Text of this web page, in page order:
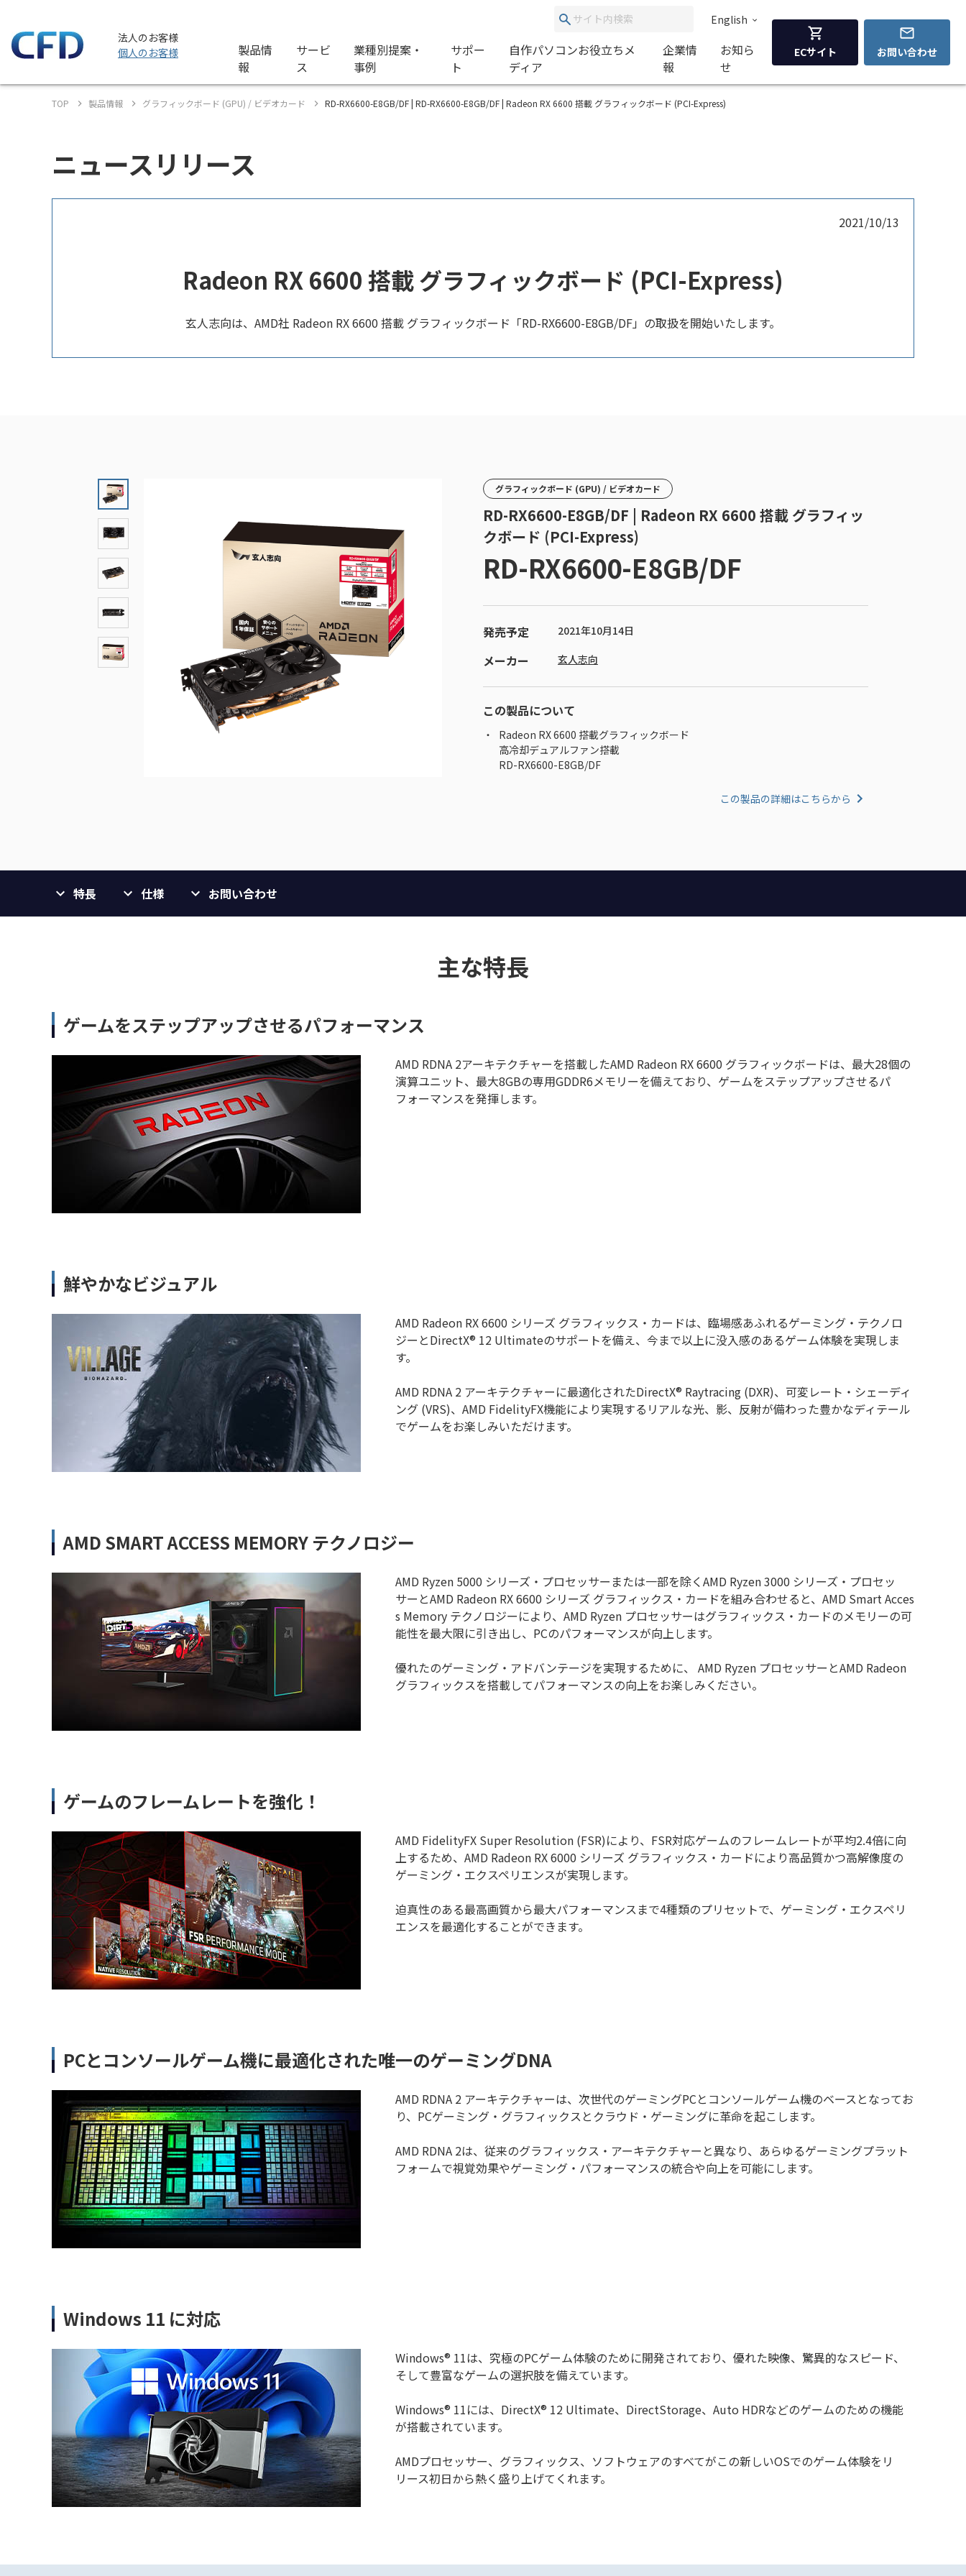
法人のお客様
個人のお客様
English
製品情
報
サービ
ス
業種別提案・
事例
サポー
ト
自作パソコンお役立ちメ
ディア
企業情
報
お知ら
せ
ECサイト お問い合わせ
TOP 製品情報 グラフィックボード (GPU) / ビデオカード RD-RX6600-E8GB/DF | RD-RX6600-E8GB/DF | Radeon RX 6600 搭載 グラフィックボード (PCI-Express)
ニュースリリース
2021/10/13
Radeon RX 6600 搭載 グラフィックボード (PCI-Express)
玄人志向は、AMD社 Radeon RX 6600 搭載 グラフィックボード「RD-RX6600-E8GB/DF」の取扱を開始いたします。
グラフィックボード (GPU) / ビデオカード
RD-RX6600-E8GB/DF | Radeon RX 6600 搭載 グラフィッ
クボード (PCI-Express)
RD-RX6600-E8GB/DF
発売予定 2021年10月14日
メーカー 玄人志向
この製品について
Radeon RX 6600 搭載グラフィックボード
高冷却デュアルファン搭載
RD-RX6600-E8GB/DF
この製品の詳細はこちらから
特長 仕様 お問い合わせ
主な特長
ゲームをステップアップさせるパフォーマンス
AMD RDNA 2アーキテクチャーを搭載したAMD Radeon RX 6600 グラフィックボードは、最大28個の
演算ユニット、最大8GBの専用GDDR6メモリーを備えており、ゲームをステップアップさせるパ
フォーマンスを発揮します。
鮮やかなビジュアル
AMD Radeon RX 6600 シリーズ グラフィックス・カードは、臨場感あふれるゲーミング・テクノロ
ジーとDirectX® 12 Ultimateのサポートを備え、今まで以上に没入感のあるゲーム体験を実現しま
す。
AMD RDNA 2 アーキテクチャーに最適化されたDirectX® Raytracing (DXR)、可変レート・シェーディ
ング (VRS)、AMD FidelityFX機能により実現するリアルな光、影、反射が備わった豊かなディテール
でゲームをお楽しみいただけます。
AMD SMART ACCESS MEMORY テクノロジー
AMD Ryzen 5000 シリーズ・プロセッサーまたは一部を除くAMD Ryzen 3000 シリーズ・プロセッ
サーとAMD Radeon RX 6600 シリーズ グラフィックス・カードを組み合わせると、AMD Smart Acces
s Memory テクノロジーにより、AMD Ryzen プロセッサーはグラフィックス・カードのメモリーの可
能性を最大限に引き出し、PCのパフォーマンスが向上します。
優れたのゲーミング・アドバンテージを実現するために、 AMD Ryzen プロセッサーとAMD Radeon
グラフィックスを搭載してパフォーマンスの向上をお楽しみください。
ゲームのフレームレートを強化！
AMD FidelityFX Super Resolution (FSR)により、FSR対応ゲームのフレームレートが平均2.4倍に向
上するため、AMD Radeon RX 6000 シリーズ グラフィックス・カードにより高品質かつ高解像度の
ゲーミング・エクスペリエンスが実現します。
迫真性のある最高画質から最大パフォーマンスまで4種類のプリセットで、ゲーミング・エクスペリ
エンスを最適化することができます。
PCとコンソールゲーム機に最適化された唯一のゲーミングDNA
AMD RDNA 2 アーキテクチャーは、次世代のゲーミングPCとコンソールゲーム機のベースとなってお
り、PCゲーミング・グラフィックスとクラウド・ゲーミングに革命を起こします。
AMD RDNA 2は、従来のグラフィックス・アーキテクチャーと異なり、あらゆるゲーミングプラット
フォームで視覚効果やゲーミング・パフォーマンスの統合や向上を可能にします。
Windows 11 に対応
Windows® 11は、究極のPCゲーム体験のために開発されており、優れた映像、驚異的なスピード、
そして豊富なゲームの選択肢を備えています。
Windows® 11には、DirectX® 12 Ultimate、DirectStorage、Auto HDRなどのゲームのための機能
が搭載されています。
AMDプロセッサー、グラフィックス、ソフトウェアのすべてがこの新しいOSでのゲーム体験をリ
リース初日から熱く盛り上げてくれます。